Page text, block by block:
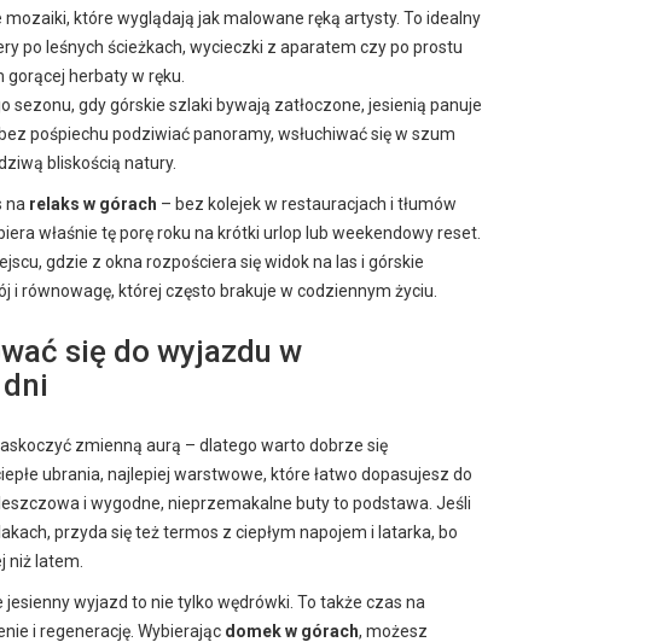
które wyglądają jak malowane ręką artysty. To idealny
po leśnych ścieżkach, wycieczki z aparatem czy po prostu
herbaty w ręku.
sezonu, gdy górskie szlaki bywają zatłoczone, jesienią panuje
pośpiechu podziwiać panoramy, wsłuchiwać się w szum
bliskością natury.
na relaks w górach – bez kolejek w restauracjach i tłumów
właśnie tę porę roku na krótki urlop lub weekendowy reset.
gdzie z okna rozpościera się widok na las i górskie
i równowagę, której często brakuje w codziennym życiu.
się do wyjazdu w
zmienną aurą – dlatego warto dobrze się
ubrania, najlepiej warstwowe, które łatwo dopasujesz do
i wygodne, nieprzemakalne buty to podstawa. Jeśli
przyda się też termos z ciepłym napojem i latarka, bo
niż latem.
jesienny wyjazd to nie tylko wędrówki. To także czas na
i regenerację. Wybierając domek w górach, możesz